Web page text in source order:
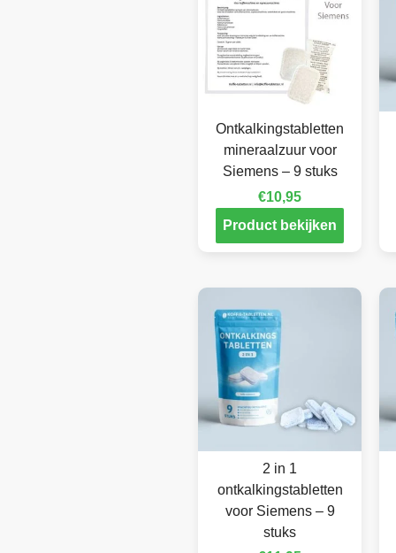
Ontkalkingstabletten
mineraalzuur voor
Siemens – 9 stuks
€10,95
Product bekijken
2 in 1
ontkalkingstabletten
voor Siemens – 9
stuks